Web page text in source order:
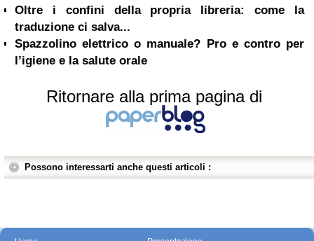
Oltre i confini della propria libreria: come la
traduzione ci salva...
Spazzolino elettrico o manuale? Pro e contro per
l’igiene e la salute orale
Ritornare alla prima pagina di
Possono interessarti anche questi articoli :